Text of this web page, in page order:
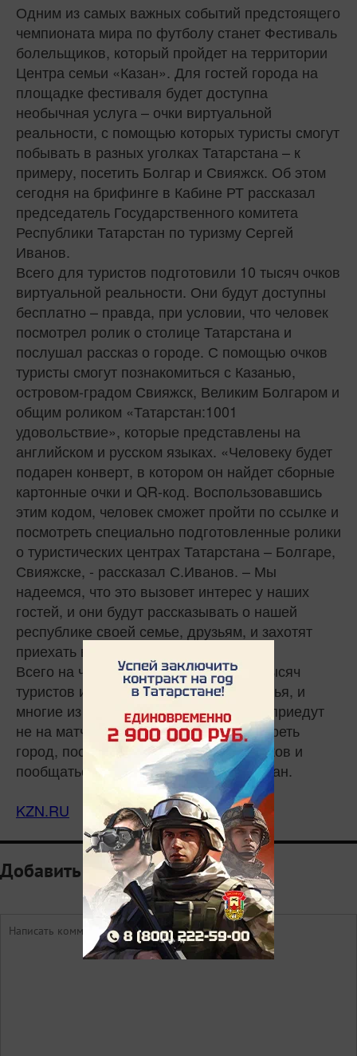
Одним из самых важных событий предстоящего
чемпионата мира по футболу станет Фестиваль
болельщиков, который пройдет на территории
Центра семьи «Казан». Для гостей города на
площадке фестиваля будет доступна
необычная услуга – очки виртуальной
реальности, с помощью которых туристы смогут
побывать в разных уголках Татарстана – к
примеру, посетить Болгар и Свияжск. Об этом
сегодня на брифинге в Кабине РТ рассказал
председатель Государственного комитета
Республики Татарстан по туризму Сергей
Иванов.
Всего для туристов подготовили 10 тысяч очков
виртуальной реальности. Они будут доступны
бесплатно – правда, при условии, что человек
посмотрел ролик о столице Татарстана и
послушал рассказ о городе. С помощью очков
туристы смогут познакомиться с Казанью,
островом-градом Свияжск, Великим Болгаром и
общим роликом «Татарстан:1001
удовольствие», которые представлены на
английском и русском языках. «Человеку будет
подарен конверт, в котором он найдет сборные
картонные очки и QR-код. Воспользовавшись
этим кодом, человек сможет пройти по ссылке и
посмотреть специально подготовленные ролики
о туристических центрах Татарстана – Болгаре,
Свияжске, - рассказал С.Иванов. – Мы
надеемся, что это вызовет интерес у наших
гостей, и они будут рассказывать о нашей
республике своей семье, друзьям, и захотят
приехать в Татарстан еще не раз».
Всего на чемпионат ждут более 200 тысяч
туристов и гостей из России и зарубежья, и
многие из них, по словам С.Иванова, приедут
не на матчи, а для того, чтобы посмотреть
город, посетить Фестиваль болельщиков и
пообщаться с туристами из других стран.
KZN.RU
Добавить комментарий